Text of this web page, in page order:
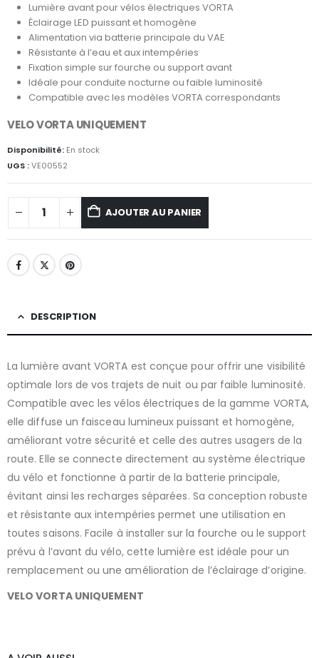
Lumière avant pour vélos électriques VORTA
Éclairage LED puissant et homogène
Alimentation via batterie principale du VAE
Résistante à l’eau et aux intempéries
Fixation simple sur fourche ou support avant
Idéale pour conduite nocturne ou faible luminosité
Compatible avec les modèles VORTA correspondants
VELO VORTA UNIQUEMENT
Disponibilité: En stock
UGS :VE00552
AJOUTER AU PANIER
DESCRIPTION
La lumière avant VORTA est conçue pour offrir une visibilité
optimale lors de vos trajets de nuit ou par faible luminosité.
Compatible avec les vélos électriques de la gamme VORTA,
elle diffuse un faisceau lumineux puissant et homogène,
améliorant votre sécurité et celle des autres usagers de la
route. Elle se connecte directement au système électrique
du vélo et fonctionne à partir de la batterie principale,
évitant ainsi les recharges séparées. Sa conception robuste
et résistante aux intempéries permet une utilisation en
toutes saisons. Facile à installer sur la fourche ou le support
prévu à l’avant du vélo, cette lumière est idéale pour un
remplacement ou une amélioration de l’éclairage d’origine.
VELO VORTA UNIQUEMENT